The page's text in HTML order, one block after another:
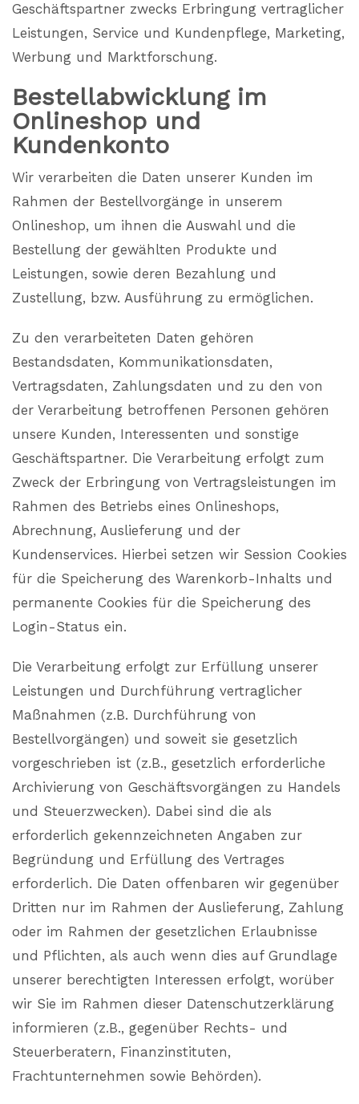
Geschäftspartner zwecks Erbringung vertraglicher
Leistungen, Service und Kundenpflege, Marketing,
Werbung und Marktforschung.
Bestellabwicklung im
Onlineshop und
Kundenkonto
Wir verarbeiten die Daten unserer Kunden im
Rahmen der Bestellvorgänge in unserem
Onlineshop, um ihnen die Auswahl und die
Bestellung der gewählten Produkte und
Leistungen, sowie deren Bezahlung und
Zustellung, bzw. Ausführung zu ermöglichen.
Zu den verarbeiteten Daten gehören
Bestandsdaten, Kommunikationsdaten,
Vertragsdaten, Zahlungsdaten und zu den von
der Verarbeitung betroffenen Personen gehören
unsere Kunden, Interessenten und sonstige
Geschäftspartner. Die Verarbeitung erfolgt zum
Zweck der Erbringung von Vertragsleistungen im
Rahmen des Betriebs eines Onlineshops,
Abrechnung, Auslieferung und der
Kundenservices. Hierbei setzen wir Session Cookies
für die Speicherung des Warenkorb-Inhalts und
permanente Cookies für die Speicherung des
Login-Status ein.
Die Verarbeitung erfolgt zur Erfüllung unserer
Leistungen und Durchführung vertraglicher
Maßnahmen (z.B. Durchführung von
Bestellvorgängen) und soweit sie gesetzlich
vorgeschrieben ist (z.B., gesetzlich erforderliche
Archivierung von Geschäftsvorgängen zu Handels
und Steuerzwecken). Dabei sind die als
erforderlich gekennzeichneten Angaben zur
Begründung und Erfüllung des Vertrages
erforderlich. Die Daten offenbaren wir gegenüber
Dritten nur im Rahmen der Auslieferung, Zahlung
oder im Rahmen der gesetzlichen Erlaubnisse
und Pflichten, als auch wenn dies auf Grundlage
unserer berechtigten Interessen erfolgt, worüber
wir Sie im Rahmen dieser Datenschutzerklärung
informieren (z.B., gegenüber Rechts- und
Steuerberatern, Finanzinstituten,
Frachtunternehmen sowie Behörden).